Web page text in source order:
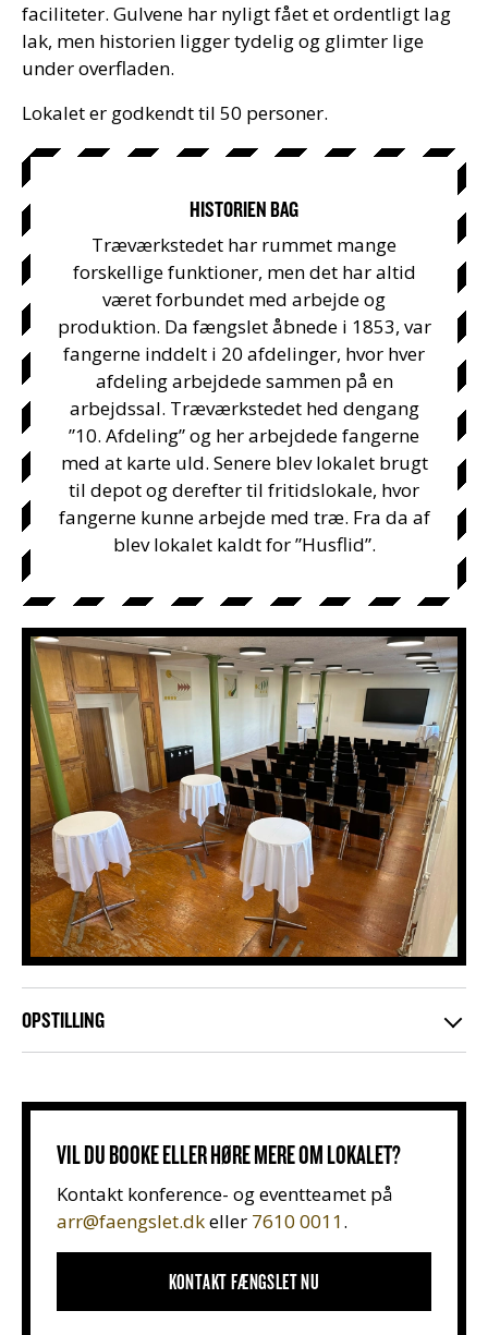
faciliteter. Gulvene har nyligt fået et ordentligt lag
lak, men historien ligger tydelig og glimter lige
under overfladen.
Lokalet er godkendt til 50 personer.
HISTORIEN BAG
Træværkstedet har rummet mange
forskellige funktioner, men det har altid
været forbundet med arbejde og
produktion. Da fængslet åbnede i 1853, var
fangerne inddelt i 20 afdelinger, hvor hver
afdeling arbejdede sammen på en
arbejdssal. Træværkstedet hed dengang
”10. Afdeling” og her arbejdede fangerne
med at karte uld. Senere blev lokalet brugt
til depot og derefter til fritidslokale, hvor
fangerne kunne arbejde med træ. Fra da af
blev lokalet kaldt for ”Husflid”.
OPSTILLING
VIL DU BOOKE ELLER HØRE MERE OM LOKALET?
Kontakt konference- og eventteamet på
arr@faengslet.dkeller 7610 0011.
KONTAKT FÆNGSLET NU